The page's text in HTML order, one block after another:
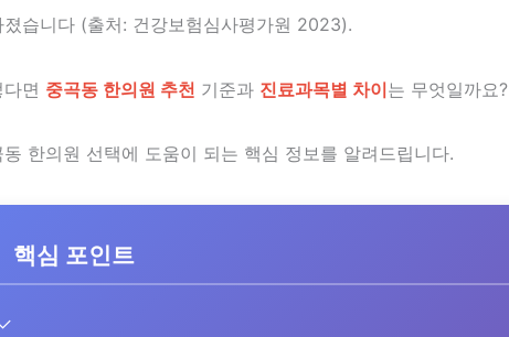
졌습니다 (출처: 건강보험심사평가원 2023).
다면 중곡동 한의원 추천 기준과 진료과목별 차이는 무엇일까요?
동 한의원 선택에 도움이 되는 핵심 정보를 알려드립니다.
핵심 포인트
✓